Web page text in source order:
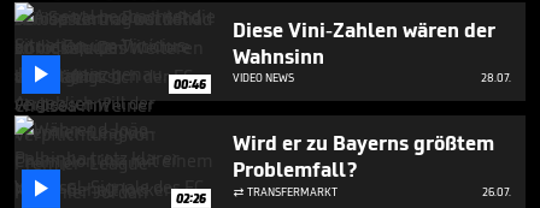
 00:46
Diese Vini-Zahlen wären der
Wahnsinn
VIDEO NEWS 28.07.
 02:26
Wird er zu Bayerns größtem
Problemfall?
 TRANSFERMARKT 26.07.